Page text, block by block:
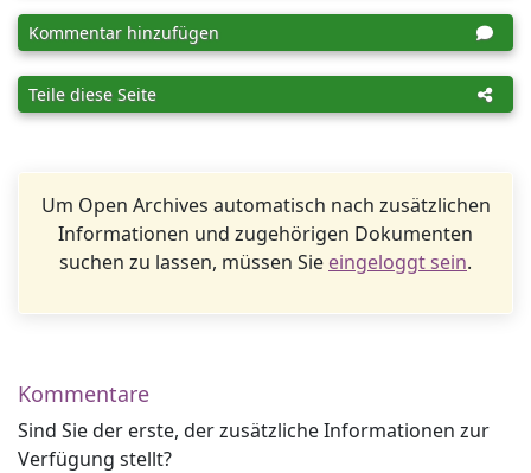
Kommentar hinzufügen
Teile diese Seite
Um Open Archives automatisch nach zusätzlichen
Informationen und zugehörigen Dokumenten
suchen zu lassen, müssen Sie eingeloggt sein.
Kommentare
Sind Sie der erste, der zusätzliche Informationen zur
Verfügung stellt?